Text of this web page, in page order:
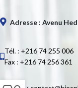
Adresse : Avenu
Tél. : +216 74 255 006
Fax : +216 74 256 361